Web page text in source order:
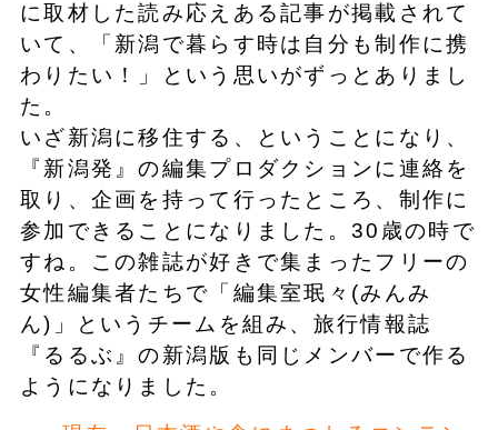
に取材した読み応えある記事が掲載されて
いて、「新潟で暮らす時は自分も制作に携
わりたい！」という思いがずっとありまし
た。
いざ新潟に移住する、ということになり、
『新潟発』の編集プロダクションに連絡を
取り、企画を持って行ったところ、制作に
参加できることになりました。30歳の時で
すね。この雑誌が好きで集まったフリーの
女性編集者たちで「編集室珉々(みんみ
ん)」というチームを組み、旅行情報誌
『るるぶ』の新潟版も同じメンバーで作る
ようになりました。